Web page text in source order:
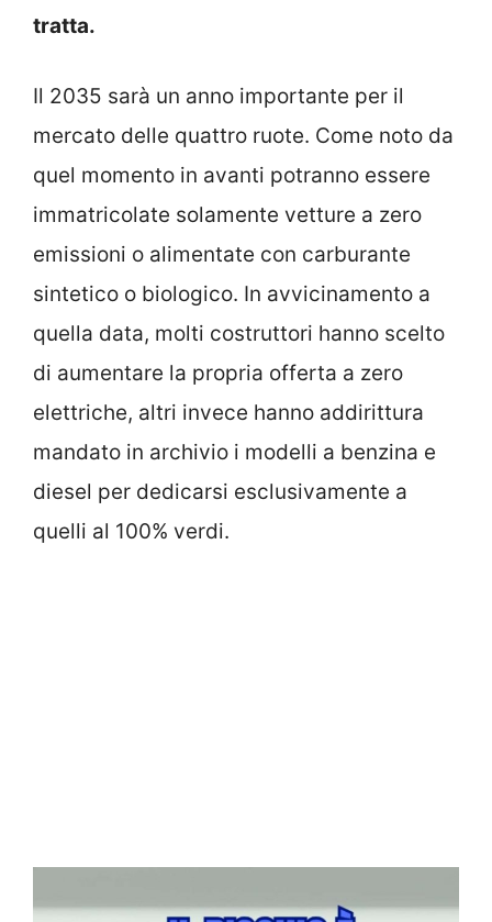
tratta.
Il 2035 sarà un anno importante per il
mercato delle quattro ruote. Come noto da
quel momento in avanti potranno essere
immatricolate solamente vetture a zero
emissioni o alimentate con carburante
sintetico o biologico. In avvicinamento a
quella data, molti costruttori hanno scelto
di aumentare la propria offerta a zero
elettriche, altri invece hanno addirittura
mandato in archivio i modelli a benzina e
diesel per dedicarsi esclusivamente a
quelli al 100% verdi.